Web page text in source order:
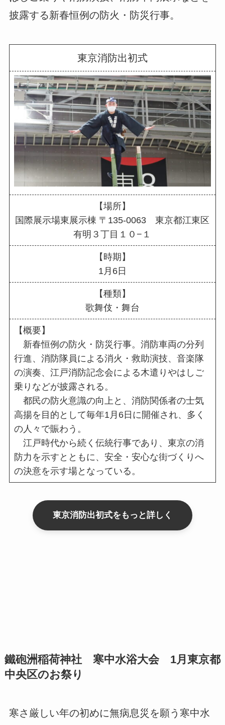
披露する新春恒例の防火・防災行事。
東京消防出初式
【場所】
国際展示場東展示棟 〒135-0063 東京都江東区
有明３丁目１０−１
【時期】
1月6日
【種類】
歌舞伎・舞台
【概要】
新春恒例の防火・防災行事。消防車両の分列
行進、消防隊員による消火・救助演技、音楽隊
の演奏、江戸消防記念会による木遣りやはしご
乗りなどが披露される。
都民の防火意識の向上と、消防関係者の士気
高揚を目的として毎年1月6日に開催され、多く
の人々で賑わう。
江戸時代から続く伝統行事であり、東京の消
防力を示すとともに、安全・安心な街づくりへ
の決意を示す場となっている。
東京消防出初式をもっと詳しく
鐵砲洲稲荷神社 寒中水浴大会 1月東京都
中央区のお祭り
寒さ厳しい年の初めに無病息災を願う寒中水